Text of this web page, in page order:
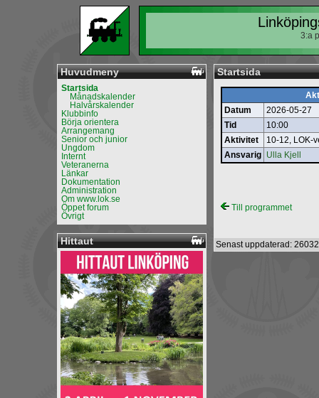
3:a
Huvudmeny
Startsida
Månadskalender
Halvårskalender
Klubbinfo
Börja orientera
Arrangemang
Senior och junior
Ungdom
Internt
Veteranerna
Länkar
Dokumentation
Administration
Om www.lok.se
Öppet forum
Övrigt
Hittaut
Startsida
Datum
2026-05-27
Tid
10:00
Aktivitet
10-12,
Ansvarig Ulla Kjell
Till programmet
Senast uppdaterad: